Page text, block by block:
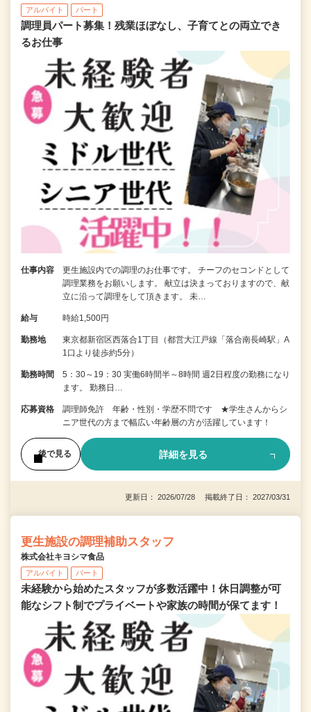
アルバイト パート
調理員パート募集！残業ほぼなし、子育てとの両立でき
るお仕事
仕事内容
更生施設内での調理のお仕事です。 チーフのセコンドとして
調理業務をお願いします。 献立は決まっておりますので、献
立に沿って調理をして頂きます。 未…
給与 時給1,500円
勤務地
東京都新宿区西落合1丁目（都営大江戸線「落合南長崎駅」A
1口より徒歩約5分）
勤務時間
5：30～19：30 実働6時間半～8時間 週2日程度の勤務になり
ます。 勤務日…
応募資格
調理師免許 年齢・性別・学歴不問です ★学生さんからシ
ニア世代の方まで幅広い年齢層の方が活躍しています！
後で見る 詳細を見る
更新日： 2026/07/28 掲載終了日： 2027/03/31
更生施設の調理補助スタッフ
株式会社キヨシマ食品
アルバイト パート
未経験から始めたスタッフが多数活躍中！休日調整が可
能なシフト制でプライベートや家族の時間が保てます！